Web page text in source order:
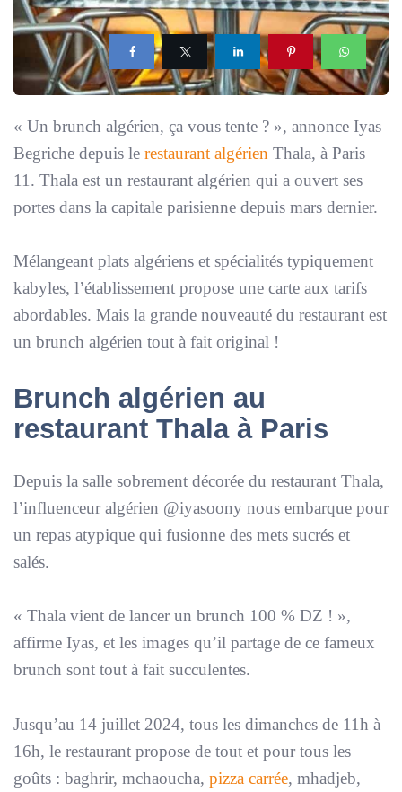
« Un brunch algérien, ça vous tente ? », annonce Iyas
Begriche depuis le restaurant algérien Thala, à Paris
11. Thala est un restaurant algérien qui a ouvert ses
portes dans la capitale parisienne depuis mars dernier.
Mélangeant plats algériens et spécialités typiquement
kabyles, l’établissement propose une carte aux tarifs
abordables. Mais la grande nouveauté du restaurant est
un brunch algérien tout à fait original !
Brunch algérien au
restaurant Thala à Paris
Depuis la salle sobrement décorée du restaurant Thala,
l’influenceur algérien @iyasoony nous embarque pour
un repas atypique qui fusionne des mets sucrés et
salés.
« Thala vient de lancer un brunch 100 % DZ ! »,
affirme Iyas, et les images qu’il partage de ce fameux
brunch sont tout à fait succulentes.
Jusqu’au 14 juillet 2024, tous les dimanches de 11h à
16h, le restaurant propose de tout et pour tous les
goûts : baghrir, mchaoucha, pizza carrée, mhadjeb,